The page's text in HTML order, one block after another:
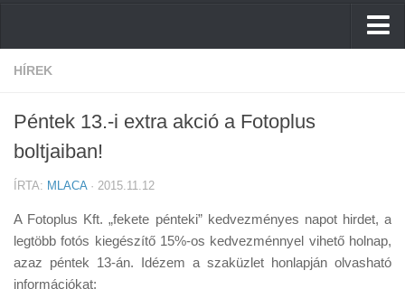
Hírek
Cikkek
Szoftver
Tudástár
Tanácsok
HÍREK
Péntek 13.-i extra akció a Fotoplus
boltjaiban!
ÍRTA: MLACA· 2015.11.12
A Fotoplus Kft. „fekete pénteki” kedvezményes napot hirdet, a
legtöbb fotós kiegészítő 15%-os kedvezménnyel vihető holnap,
azaz péntek 13-án. Idézem a szaküzlet honlapján olvasható
információkat: